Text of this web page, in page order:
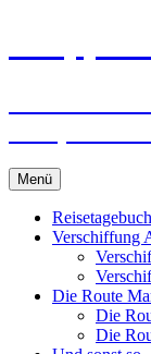
Menü
Reisetagebuch
Verschiffung
Die Route
Die
Die